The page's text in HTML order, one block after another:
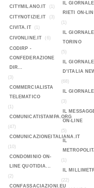
CITYMILANO.IT
(1)
CITYNOTIZIE.IT (3)
CIVITA.IT (1)
CIVONLINE.IT (6)
CODIRP -
CONFEDERAZIONE
DIR...
(3)
COMMERCIALISTA
TELEMATICO
(1)
COMUNICATISTAMPA.ORG
(47)
COMUNICAZIONEITALIANA.IT
(10)
CONDOMINIO ON-
LINE QUOTIDIA...
(2)
CONFASSACIAZIONI.EU
IL GIORNALE
RIETI ON-
(1)
IL GIORNALE
TORINO
(5)
IL GIORNALE
D’ITALIA
(68)
IL
(3)
IL
ON-LINE
(5)
IL
(1)
IL
(22)